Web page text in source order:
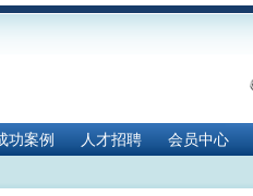
功案例 人才招聘 会员中心